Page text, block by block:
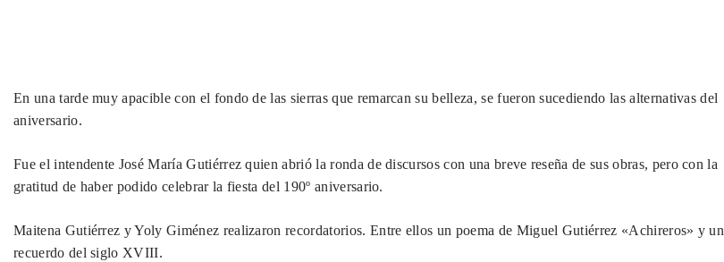
En una tarde muy apacible con el fondo de las sierras que remarcan su belleza, se fueron sucediendo las alternativas del
aniversario.
Fue el intendente José María Gutiérrez quien abrió la ronda de discursos con una breve reseña de sus obras, pero con la
gratitud de haber podido celebrar la fiesta del 190º aniversario.
Maitena Gutiérrez y Yoly Giménez realizaron recordatorios. Entre ellos un poema de Miguel Gutiérrez «Achireros» y un
recuerdo del siglo XVIII.